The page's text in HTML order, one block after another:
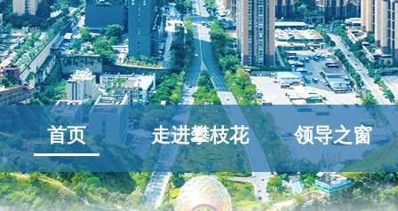
首页 走进攀枝花 领导之窗